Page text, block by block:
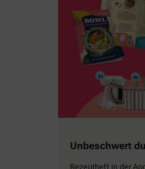
Unbeschwert
Rezeptheft in der